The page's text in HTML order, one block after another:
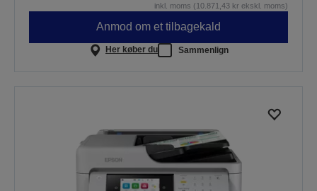
inkl. moms (10.871,43 kr ekskl. moms)
Anmod om et tilbagekald
Her køber du Sammenlign